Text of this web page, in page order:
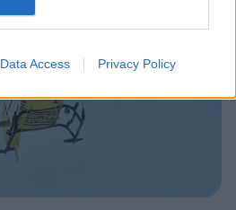
Data Access Privacy Policy